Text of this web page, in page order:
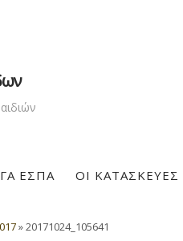
ΕΣΠΑ ΟΙ
»20171024_105641